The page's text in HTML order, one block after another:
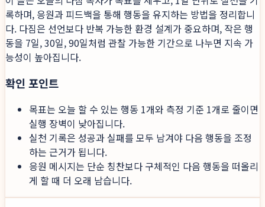
록하며, 응원과 피드백을 통해 행동을 유지하는 방법을 정리합니
다. 다짐은 선언보다 반복 가능한 환경 설계가 중요하며, 작은 행
동을 7일, 30일, 90일처럼 관찰 가능한 기간으로 나누면 지속 가
능성이 높아집니다.
확인 포인트
목표는 오늘 할 수 있는 행동 1개와 측정 기준 1개로 줄이면
실행 장벽이 낮아집니다.
실천 기록은 성공과 실패를 모두 남겨야 다음 행동을 조정
하는 근거가 됩니다.
응원 메시지는 단순 칭찬보다 구체적인 다음 행동을 떠올리
게 할 때 더 오래 남습니다.